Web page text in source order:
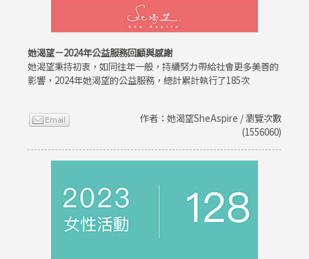
她渴望－2024年公益服務回顧與感謝
她渴望秉持初衷，如同往年一般，持續努力帶給社會更多美善的
影響，2024年她渴望的公益服務，總計累計執行了185次
作者：她渴望SheAspire / 瀏覽次數
(1556060)